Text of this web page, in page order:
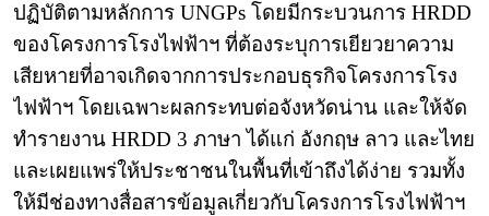
ปฏิบัติตามหลักการ UNGPs โดยมีกระบวนการ HRDD
ของโครงการโรงไฟฟ้าฯ ที่ต้องระบุการเยียวยาความ
เสียหายที่อาจเกิดจากการประกอบธุรกิจโครงการโรง
ไฟฟ้าฯ โดยเฉพาะผลกระทบต่อจังหวัดน่าน และให้จัด
ทำรายงาน HRDD 3 ภาษา ได้แก่ อังกฤษ ลาว และไทย
และเผยแพร่ให้ประชาชนในพื้นที่เข้าถึงได้ง่าย รวมทั้ง
ให้มีช่องทางสื่อสารข้อมูลเกี่ยวกับโครงการโรงไฟฟ้าฯ